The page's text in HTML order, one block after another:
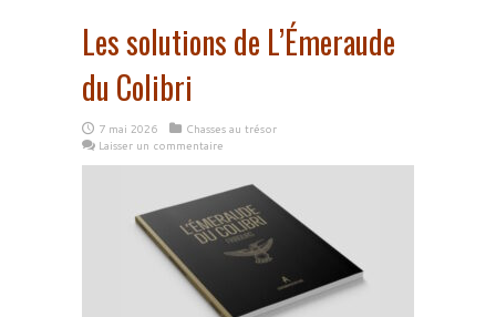
Les solutions de L’Émeraude
du Colibri
7 mai 2026
Chasses au trésor
Laisser un commentaire